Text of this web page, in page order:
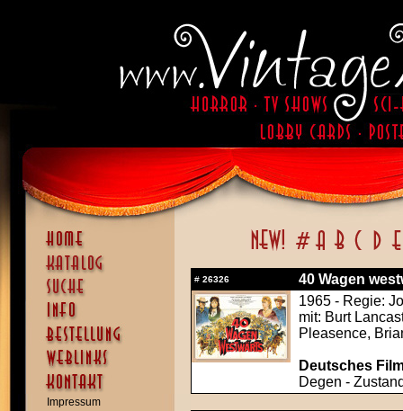
Impressum
# 26326
40 Wagen
1965 - Regie:
mit: Burt
Pleasence,
Deutsches
Degen -